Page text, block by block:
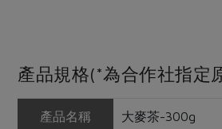
產品規格(*為合作社指定
產品名稱 大麥茶-300g